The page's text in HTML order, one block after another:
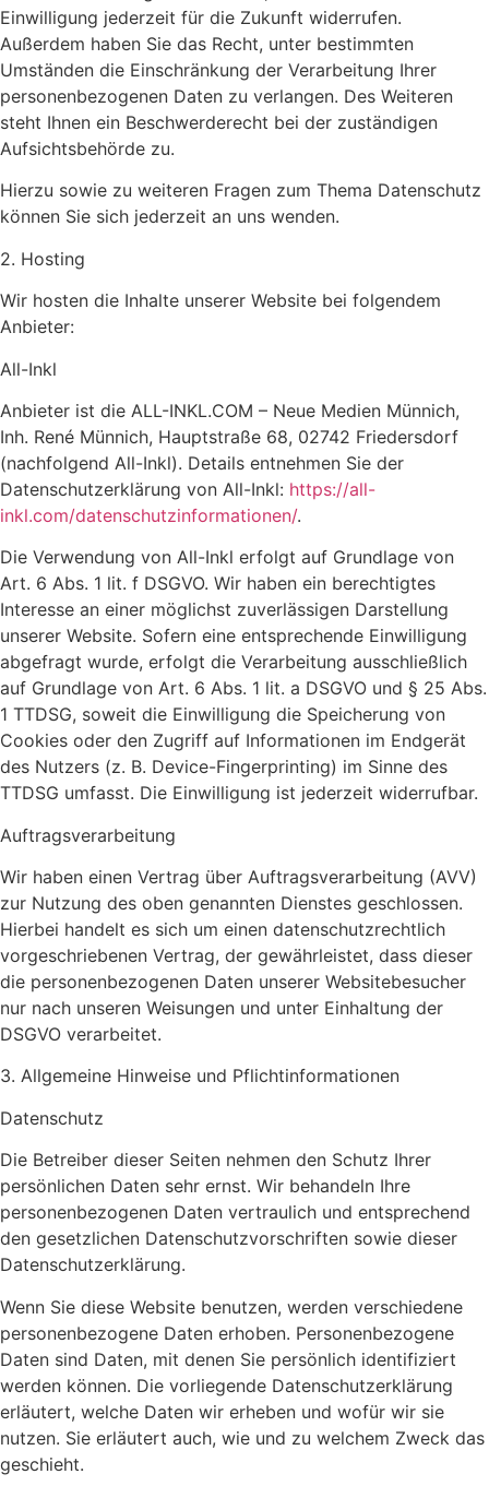
Einwilligung jederzeit für die Zukunft widerrufen.
Außerdem haben Sie das Recht, unter bestimmten
Umständen die Einschränkung der Verarbeitung Ihrer
personenbezogenen Daten zu verlangen. Des Weiteren
steht Ihnen ein Beschwerderecht bei der zuständigen
Aufsichtsbehörde zu.
Hierzu sowie zu weiteren Fragen zum Thema Datenschutz
können Sie sich jederzeit an uns wenden.
2. Hosting
Wir hosten die Inhalte unserer Website bei folgendem
Anbieter:
All-Inkl
Anbieter ist die ALL-INKL.COM – Neue Medien Münnich,
Inh. René Münnich, Hauptstraße 68, 02742 Friedersdorf
(nachfolgend All-Inkl). Details entnehmen Sie der
Datenschutzerklärung von All-Inkl: https://all-
inkl.com/datenschutzinformationen/.
Die Verwendung von All-Inkl erfolgt auf Grundlage von
Art. 6 Abs. 1 lit. f DSGVO. Wir haben ein berechtigtes
Interesse an einer möglichst zuverlässigen Darstellung
unserer Website. Sofern eine entsprechende Einwilligung
abgefragt wurde, erfolgt die Verarbeitung ausschließlich
auf Grundlage von Art. 6 Abs. 1 lit. a DSGVO und § 25 Abs.
1 TTDSG, soweit die Einwilligung die Speicherung von
Cookies oder den Zugriff auf Informationen im Endgerät
des Nutzers (z. B. Device-Fingerprinting) im Sinne des
TTDSG umfasst. Die Einwilligung ist jederzeit widerrufbar.
Auftragsverarbeitung
Wir haben einen Vertrag über Auftragsverarbeitung (AVV)
zur Nutzung des oben genannten Dienstes geschlossen.
Hierbei handelt es sich um einen datenschutzrechtlich
vorgeschriebenen Vertrag, der gewährleistet, dass dieser
die personenbezogenen Daten unserer Websitebesucher
nur nach unseren Weisungen und unter Einhaltung der
DSGVO verarbeitet.
3. Allgemeine Hinweise und Pflicht­informationen
Datenschutz
Die Betreiber dieser Seiten nehmen den Schutz Ihrer
persönlichen Daten sehr ernst. Wir behandeln Ihre
personenbezogenen Daten vertraulich und entsprechend
den gesetzlichen Datenschutzvorschriften sowie dieser
Datenschutzerklärung.
Wenn Sie diese Website benutzen, werden verschiedene
personenbezogene Daten erhoben. Personenbezogene
Daten sind Daten, mit denen Sie persönlich identifiziert
werden können. Die vorliegende Datenschutzerklärung
erläutert, welche Daten wir erheben und wofür wir sie
nutzen. Sie erläutert auch, wie und zu welchem Zweck das
geschieht.